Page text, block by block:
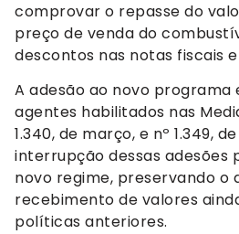
comprovar o repasse do
preço de venda do
descontos nas notas fiscais
A adesão ao novo programa
agentes habilitados nas
1.340, de março, e nº 1.349,
interrupção dessas adesões
novo regime, preservando o
recebimento de valores
políticas anteriores.